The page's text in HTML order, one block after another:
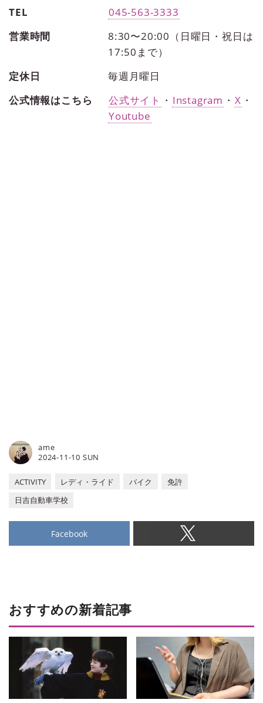
TEL
045-563-3333
営業時間
8:30〜20:00（日曜日・祝日は
17:50まで）
定休日
毎週月曜日
公式情報はこちら
公式サイト ・ Instagram ・ X ・
Youtube
2024-11-10 SUN
ame
ACTIVITY レディ・ライド バイク
免許
日吉自動車学校
Facebook
おすすめの新着記事